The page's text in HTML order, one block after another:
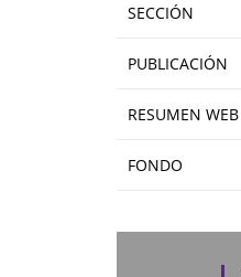
SECCIÓN
PUBLICACIÓN
RESUMEN WEB
FONDO